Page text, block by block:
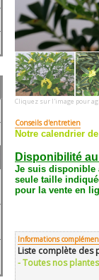
Cliquez sur l'image pour
Conseils d'entretien
Notre calendrier
Disponibilité
Je suis disponible
seule taille
pour la vente en
Informations
Liste complète des
- Toutes nos